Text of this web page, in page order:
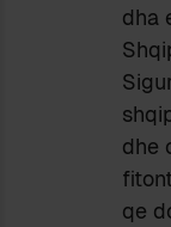
dha
dhe
qe